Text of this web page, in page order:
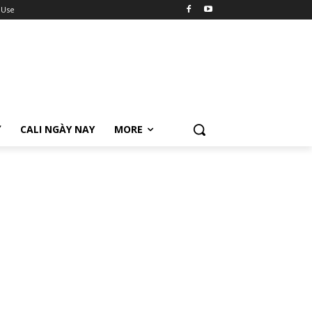
CALI NGÀY NAY MORE